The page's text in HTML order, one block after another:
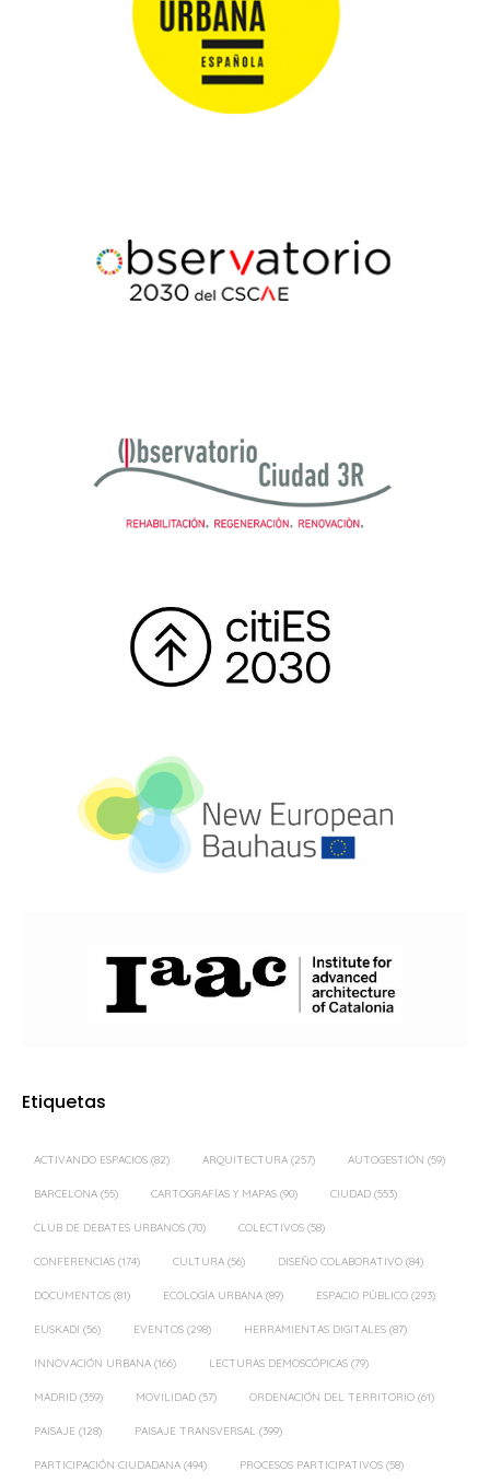
Etiquetas
ACTIVANDO ESPACIOS (82) ARQUITECTURA (257) AUTOGESTIÓN (59)
BARCELONA (55) CARTOGRAFÍAS Y MAPAS (90) CIUDAD (553)
CLUB DE DEBATES URBANOS (70) COLECTIVOS (58)
CONFERENCIAS (174) CULTURA (56) DISEÑO COLABORATIVO (84)
DOCUMENTOS (81) ECOLOGÍA URBANA (89) ESPACIO PÚBLICO (293)
EUSKADI (56) EVENTOS (298) HERRAMIENTAS DIGITALES (87)
INNOVACIÓN URBANA (166) LECTURAS DEMOSCÓPICAS (79)
MADRID (359) MOVILIDAD (57) ORDENACIÓN DEL TERRITORIO (61)
PAISAJE (128) PAISAJE TRANSVERSAL (399)
PARTICIPACIÓN CIUDADANA (494) PROCESOS PARTICIPATIVOS (58)